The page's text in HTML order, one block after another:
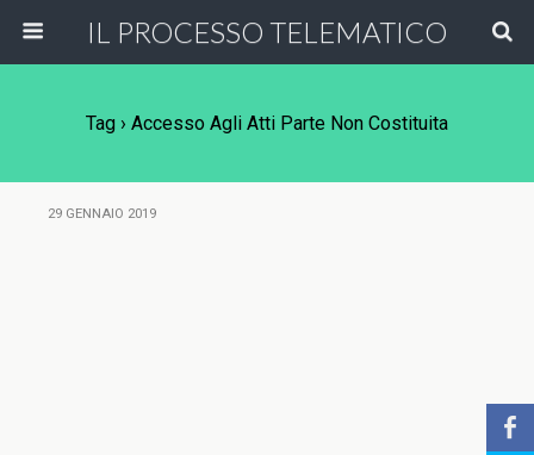
IL PROCESSO TELEMATICO
Tag › Accesso Agli Atti Parte Non Costituita
29 GENNAIO 2019
b